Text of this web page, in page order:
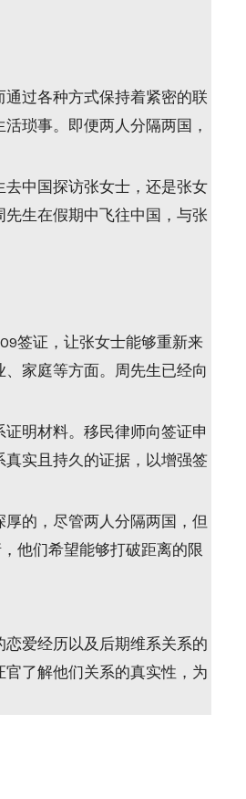
过各种方式保持着紧密的联
琐事。即便两人分隔两国，
中国探访张女士，还是张女
生在假期中飞往中国，与张
签证，让张女士能够重新来
家庭等方面。周先生已经向
明材料。移民律师向签证申
实且持久的证据，以增强签
的，尽管两人分隔两国，但
他们希望能够打破距离的限
爱经历以及后期维系关系的
了解他们关系的真实性，为